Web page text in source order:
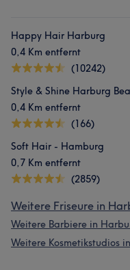
Happy Hair Harburg
0,4 Km entfernt
(10242)
Style & Shine Harburg
0,4 Km entfernt
(166)
Soft Hair - Hamburg
0,7 Km entfernt
(2859)
Weitere Friseure in
Weitere Barbiere in
Weitere Kosmetikstudios